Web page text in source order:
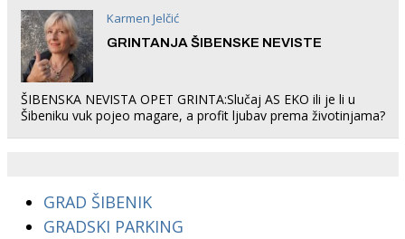
Karmen Jelčić
GRINTANJA ŠIBENSKE NEVISTE
ŠIBENSKA NEVISTA OPET GRINTA:Slučaj AS EKO ili je li u
Šibeniku vuk pojeo magare, a profit ljubav prema životinjama?
GRAD ŠIBENIK
GRADSKI PARKING